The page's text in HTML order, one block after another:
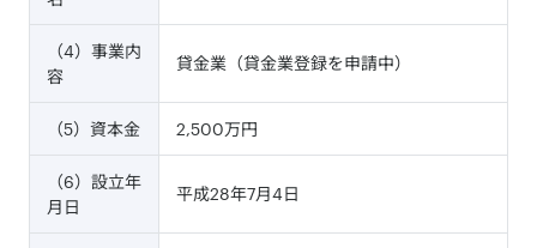
（4）事業内
容
貸金業（貸金業登録を申請中）
（5）資本金 2,500万円
（6）設立年
月日
平成28年7月4日